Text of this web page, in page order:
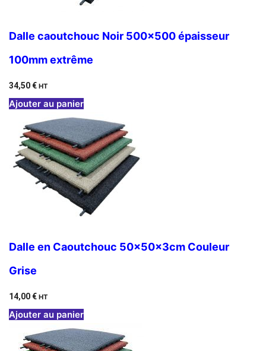
Dalle caoutchouc Noir 500×500 épaisseur
100mm extrême
34,50€ HT
Ajouter au panier
Dalle en Caoutchouc 50x50x3cm Couleur
Grise
14,00€ HT
Ajouter au panier